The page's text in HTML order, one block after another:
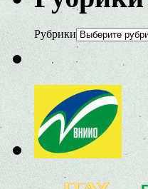
Рубрики